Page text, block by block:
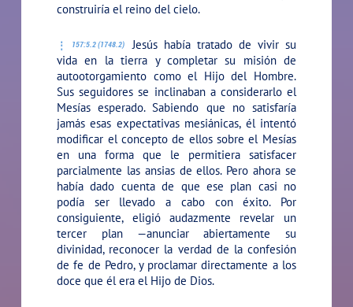
construiría el reino del cielo.
157:5.2 (1748.2)
Jesús había tratado de vivir su
vida en la tierra y completar su misión de
autootorgamiento como el Hijo del Hombre.
Sus seguidores se inclinaban a considerarlo el
Mesías esperado. Sabiendo que no satisfaría
jamás esas expectativas mesiánicas, él intentó
modificar el concepto de ellos sobre el Mesías
en una forma que le permitiera satisfacer
parcialmente las ansias de ellos. Pero ahora se
había dado cuenta de que ese plan casi no
podía ser llevado a cabo con éxito. Por
consiguiente, eligió audazmente revelar un
tercer plan —anunciar abiertamente su
divinidad, reconocer la verdad de la confesión
de fe de Pedro, y proclamar directamente a los
doce que él era el Hijo de Dios.